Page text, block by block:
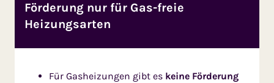
Förderung nur für Gas-freie
Heizungsarten
Für Gasheizungen gibt es keine Förderung